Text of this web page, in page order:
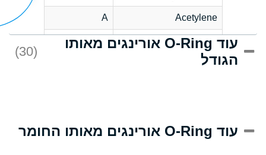
Acetylene
A
Acrlylonitrile
C
Adipic Acid
(Aqueous)
עוד O-Ring אורינגים מאותו
הגודל
(30)
עוד O-Ring אורינגים מאותו החומר